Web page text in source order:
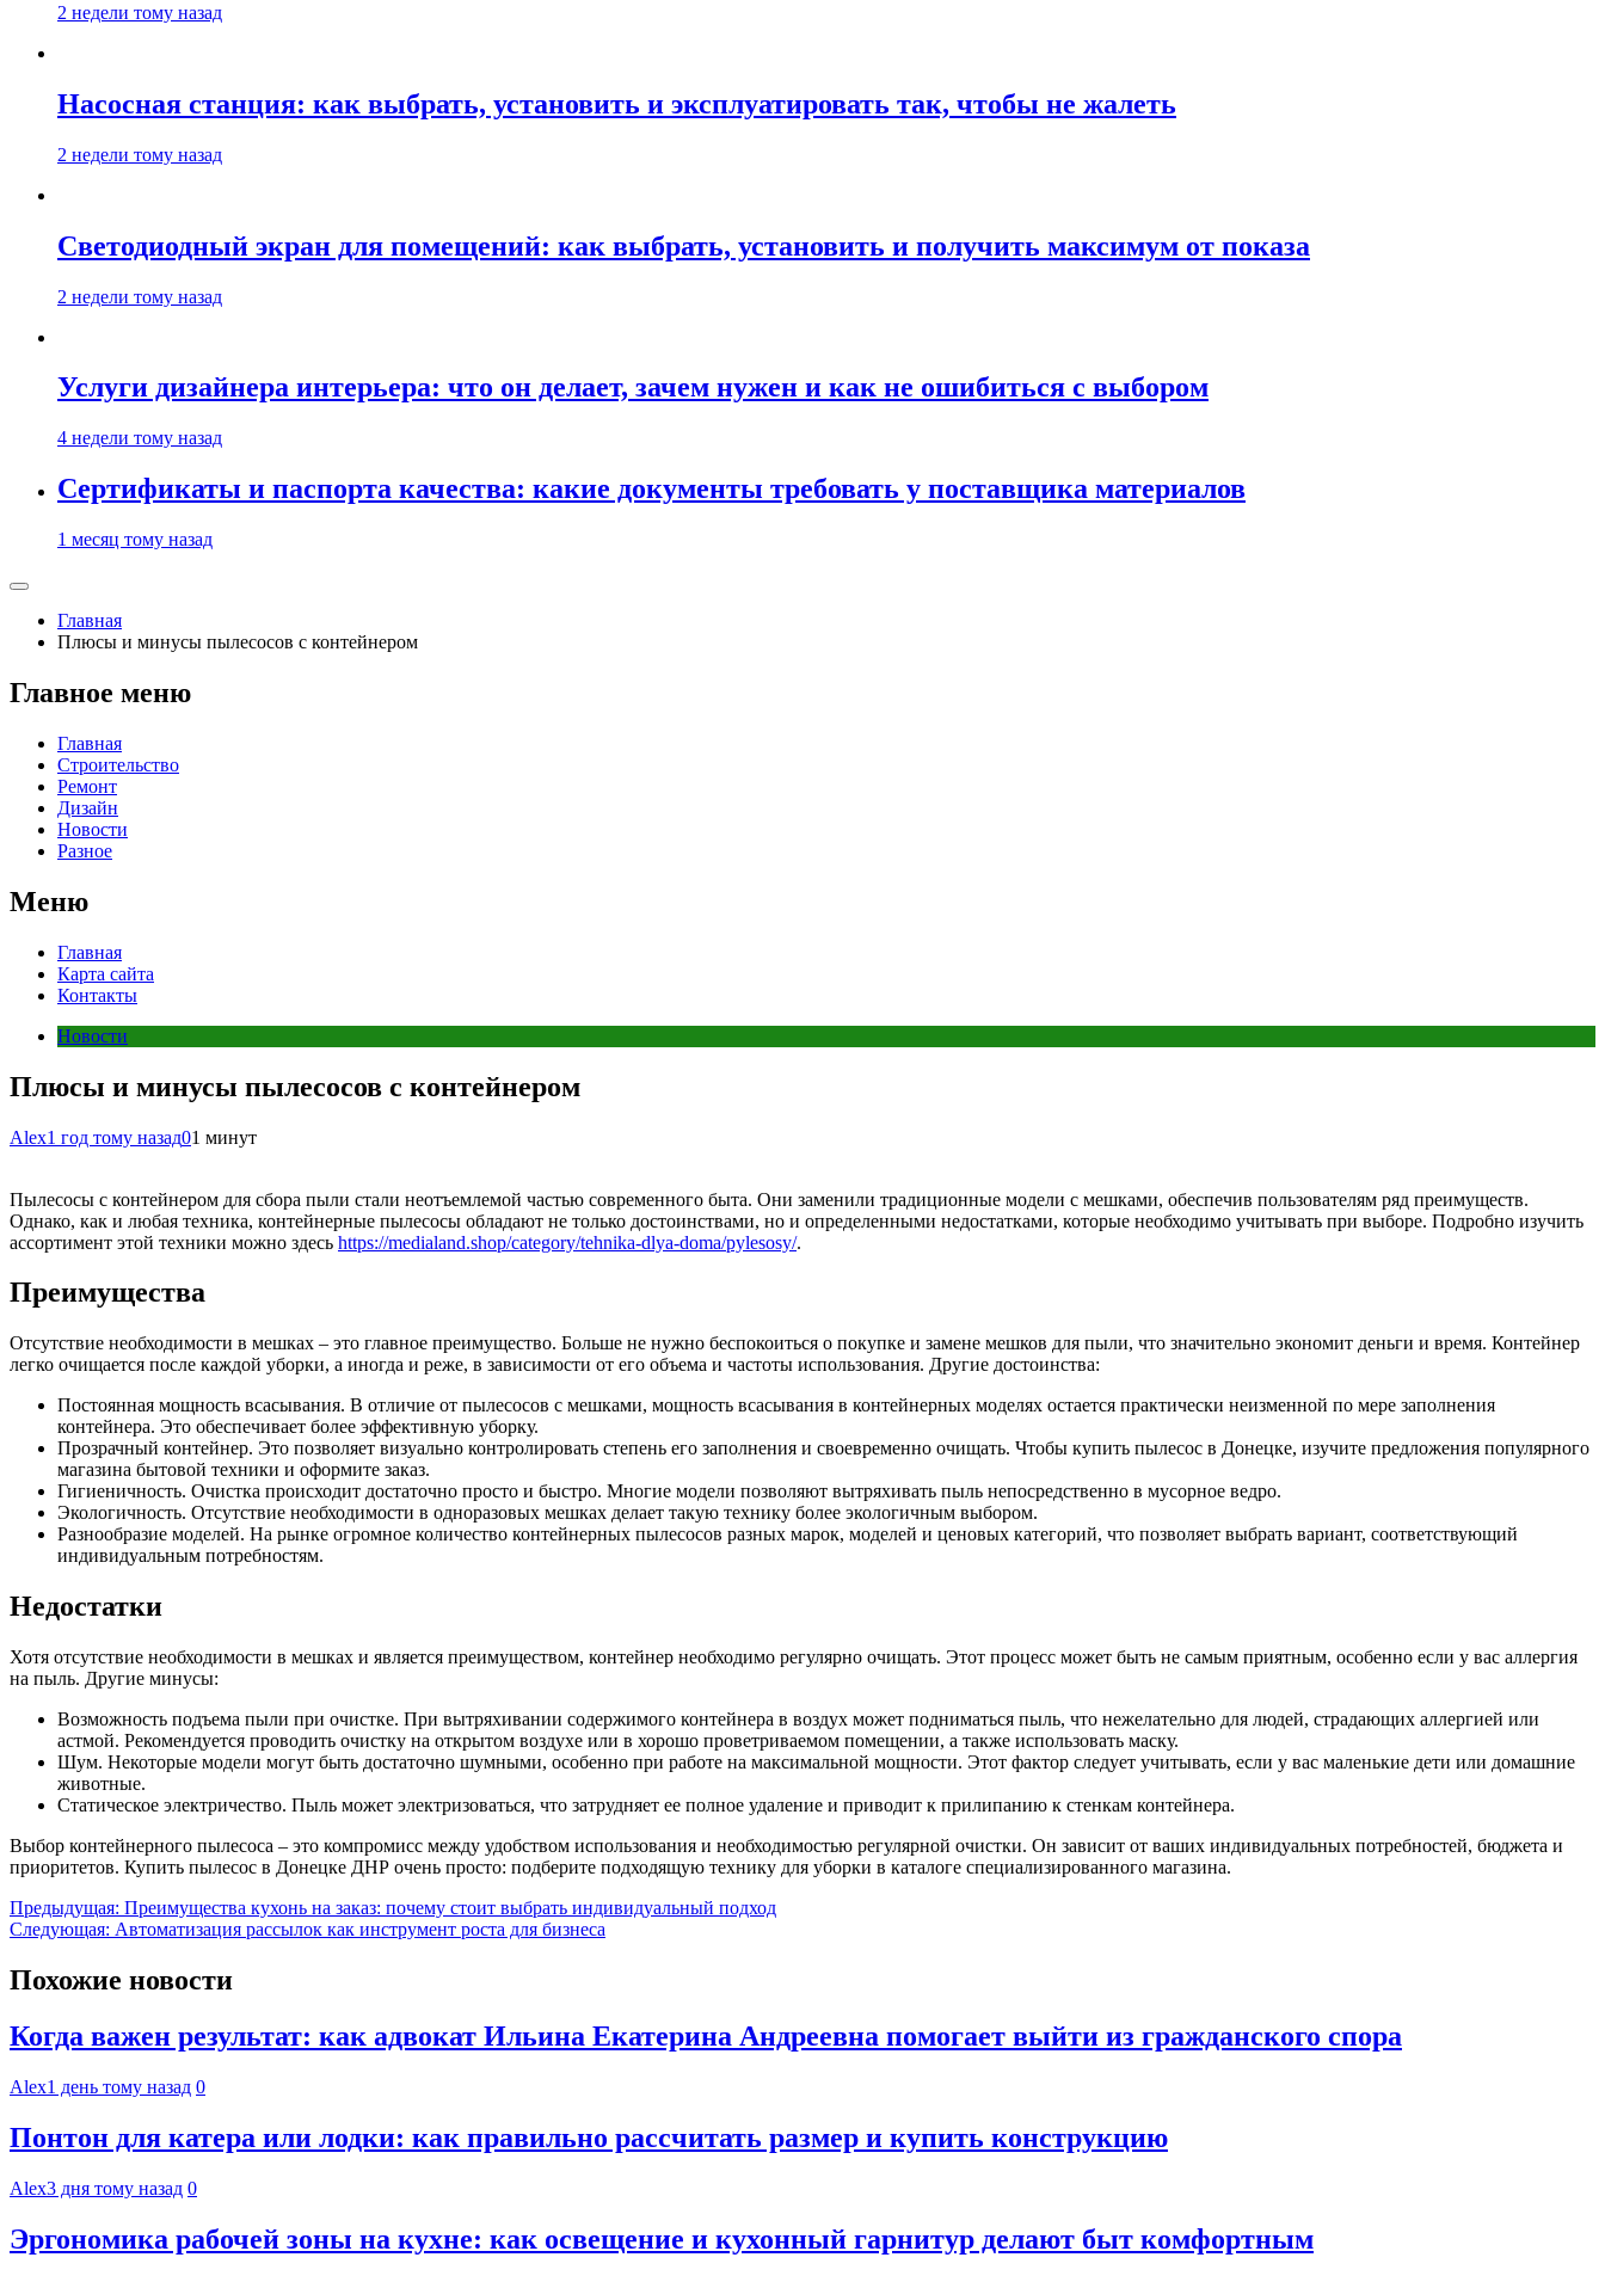
2 недели тому назад
Насосная станция: как выбрать, установить и эксплуатировать так, чтобы не жалеть
2 недели тому назад
Светодиодный экран для помещений: как выбрать, установить и получить максимум от показа
2 недели тому назад
Услуги дизайнера интерьера: что он делает, зачем нужен и как не ошибиться с выбором
4 недели тому назад
Сертификаты и паспорта качества: какие документы требовать у поставщика материалов
1 месяц тому назад
Главная
Плюсы и минусы пылесосов с контейнером
Главное меню
Главная
Строительство
Ремонт
Дизайн
Новости
Разное
Меню
Главная
Карта сайта
Контакты
Новости
Плюсы и минусы пылесосов с контейнером
Alex1 год тому назад01 минут
Пылесосы с контейнером для сбора пыли стали неотъемлемой частью современного быта. Они заменили традиционные модели с мешками, обеспечив пользователям ряд преимуществ.
Однако, как и любая техника, контейнерные пылесосы обладают не только достоинствами, но и определенными недостатками, которые необходимо учитывать при выборе. Подробно изучить
ассортимент этой техники можно здесь https://medialand.shop/category/tehnika-dlya-doma/pylesosy/.
Преимущества
Отсутствие необходимости в мешках – это главное преимущество. Больше не нужно беспокоиться о покупке и замене мешков для пыли, что значительно экономит деньги и время. Контейнер
легко очищается после каждой уборки, а иногда и реже, в зависимости от его объема и частоты использования. Другие достоинства:
Постоянная мощность всасывания. В отличие от пылесосов с мешками, мощность всасывания в контейнерных моделях остается практически неизменной по мере заполнения
контейнера. Это обеспечивает более эффективную уборку.
Прозрачный контейнер. Это позволяет визуально контролировать степень его заполнения и своевременно очищать. Чтобы купить пылесос в Донецке, изучите предложения популярного
магазина бытовой техники и оформите заказ.
Гигиеничность. Очистка происходит достаточно просто и быстро. Многие модели позволяют вытряхивать пыль непосредственно в мусорное ведро.
Экологичность. Отсутствие необходимости в одноразовых мешках делает такую технику более экологичным выбором.
Разнообразие моделей. На рынке огромное количество контейнерных пылесосов разных марок, моделей и ценовых категорий, что позволяет выбрать вариант, соответствующий
индивидуальным потребностям.
Недостатки
Хотя отсутствие необходимости в мешках и является преимуществом, контейнер необходимо регулярно очищать. Этот процесс может быть не самым приятным, особенно если у вас аллергия
на пыль. Другие минусы:
Возможность подъема пыли при очистке. При вытряхивании содержимого контейнера в воздух может подниматься пыль, что нежелательно для людей, страдающих аллергией или
астмой. Рекомендуется проводить очистку на открытом воздухе или в хорошо проветриваемом помещении, а также использовать маску.
Шум. Некоторые модели могут быть достаточно шумными, особенно при работе на максимальной мощности. Этот фактор следует учитывать, если у вас маленькие дети или домашние
животные.
Статическое электричество. Пыль может электризоваться, что затрудняет ее полное удаление и приводит к прилипанию к стенкам контейнера.
Выбор контейнерного пылесоса – это компромисс между удобством использования и необходимостью регулярной очистки. Он зависит от ваших индивидуальных потребностей, бюджета и
приоритетов. Купить пылесос в Донецке ДНР очень просто: подберите подходящую технику для уборки в каталоге специализированного магазина.
Навигация
по
записям
Предыдущая: Преимущества кухонь на заказ: почему стоит выбрать индивидуальный подход
Следующая: Автоматизация рассылок как инструмент роста для бизнеса
Похожие новости
Когда важен результат: как адвокат Ильина Екатерина Андреевна помогает выйти из гражданского спора
Alex1 день тому назад 0
Понтон для катера или лодки: как правильно рассчитать размер и купить конструкцию
Alex3 дня тому назад 0
Эргономика рабочей зоны на кухне: как освещение и кухонный гарнитур делают быт комфортным